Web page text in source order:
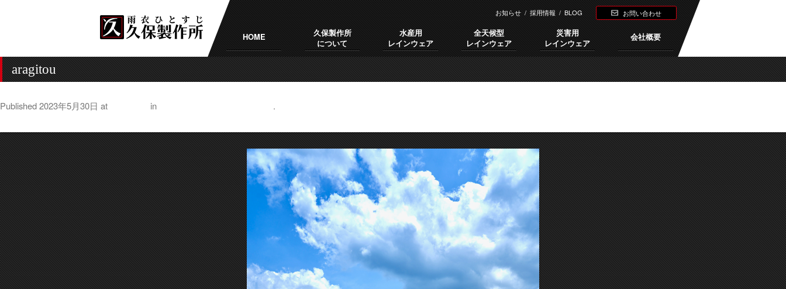
お知らせ/採用情報/BLOG お問い合わせ
HOME
久保製作所
について
水産用
レインウェア
全天候型
レインウェア
災害用
レインウェア
会社概要
aragitou
Published2023年5月30日 at in .